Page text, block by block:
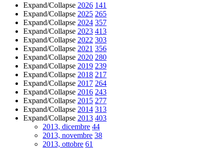
Expand/Collapse 2026 141
Expand/Collapse 2025 265
Expand/Collapse 2024 357
Expand/Collapse 2023 413
Expand/Collapse 2022 303
Expand/Collapse 2021 356
Expand/Collapse 2020 280
Expand/Collapse 2019 239
Expand/Collapse 2018 217
Expand/Collapse 2017 264
Expand/Collapse 2016 243
Expand/Collapse 2015 277
Expand/Collapse 2014 313
Expand/Collapse 2013 403
2013, dicembre 44
2013, novembre 38
2013, ottobre 61